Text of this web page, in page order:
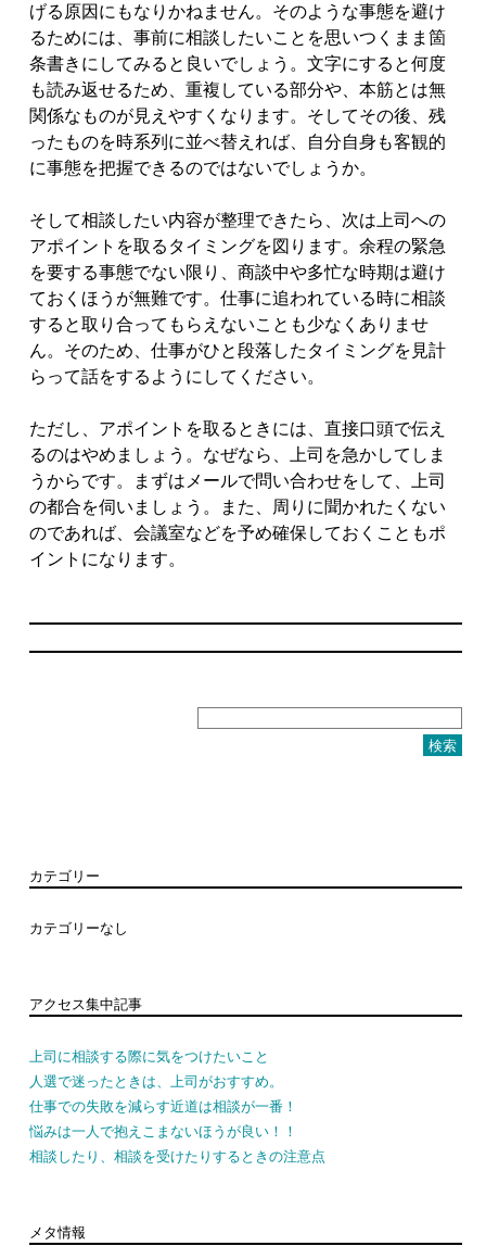
げる原因にもなりかねません。そのような事態を避け
るためには、事前に相談したいことを思いつくまま箇
条書きにしてみると良いでしょう。文字にすると何度
も読み返せるため、重複している部分や、本筋とは無
関係なものが見えやすくなります。そしてその後、残
ったものを時系列に並べ替えれば、自分自身も客観的
に事態を把握できるのではないでしょうか。
そして相談したい内容が整理できたら、次は上司への
アポイントを取るタイミングを図ります。余程の緊急
を要する事態でない限り、商談中や多忙な時期は避け
ておくほうが無難です。仕事に追われている時に相談
すると取り合ってもらえないことも少なくありませ
ん。そのため、仕事がひと段落したタイミングを見計
らって話をするようにしてください。
ただし、アポイントを取るときには、直接口頭で伝え
るのはやめましょう。なぜなら、上司を急かしてしま
うからです。まずはメールで問い合わせをして、上司
の都合を伺いましょう。また、周りに聞かれたくない
のであれば、会議室などを予め確保しておくこともポ
イントになります。
カテゴリー
カテゴリーなし
アクセス集中記事
上司に相談する際に気をつけたいこと
人選で迷ったときは、上司がおすすめ。
仕事での失敗を減らす近道は相談が一番！
悩みは一人で抱えこまないほうが良い！！
相談したり、相談を受けたりするときの注意点
メタ情報